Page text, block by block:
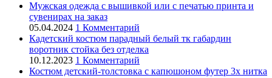
Мужская одежда с вышивкой или с печатью принта и
сувенирах на заказ
05.04.2024 1 Комментарий
Кадетский костюм парадный белый тк габардин
воротник стойка без отделка
10.12.2023 1 Комментарий
Костюм детский-толстовка с капюшоном футер 3х нитка